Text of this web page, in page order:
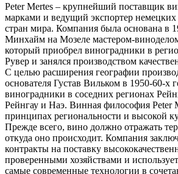
Peter Mertes – крупнейший поставщик
марками и ведущий экспортер
стран мира. Компания была основана в
Минхайм на Мозеле мастером-
который приобрел виноградники в
Рувер и занялся производством
С целью расширения географии
основателя Густав Вильком в 1950-60-х
виноградники в соседних регионах
Рейнгау и Наэ. Винная философия Peter
принципах региональности и высокой
Прежде всего, вино должно отражать
откуда оно происходит. Компания
контракты на поставку
проверенными хозяйствами и
самые современные технологии в